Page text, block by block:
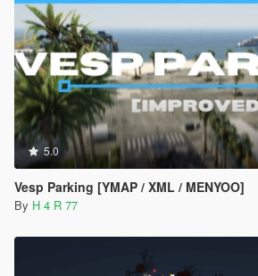
5.0
Vesp Parking [YMAP / XML / MENYOO]
By H 4 R 77